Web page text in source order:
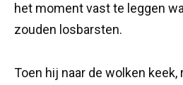
het moment vast te leggen
zouden losbarsten.
Toen hij naar de wolken keek,